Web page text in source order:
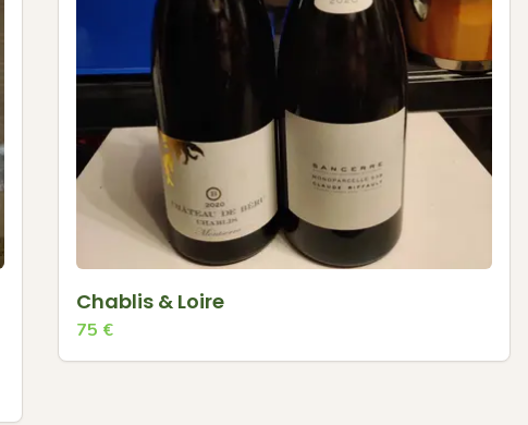
Chablis & Loire
75 €